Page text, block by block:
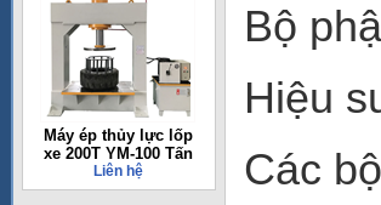
Máy ép thủy lực lốp
xe 200T YM-100 Tấn
Liên hệ
Bộ
Hiệu
Các